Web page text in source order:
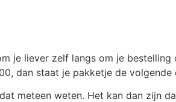
je liever zelf langs om je
dan staat je pakketje de
meteen weten. Het kan dan zijn